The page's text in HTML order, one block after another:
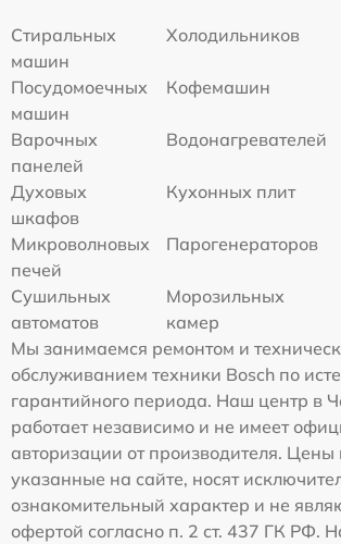
Стиральных
машин
Холодильников
Посудомоечных
машин
Кофемашин
Варочных
панелей
Водонагревателей
Духовых
шкафов
Кухонных плит
Микроволновых
печей
Парогенераторов
Сушильных
автоматов
Морозильных
камер
Мы занимаемся ремонтом и
обслуживанием техники Bosch по
гарантийного периода. Наш центр в
работает независимо и не имеет
авторизации от производителя. Цены
указанные на сайте, носят
ознакомительный характер и не
офертой согласно п. 2 ст. 437 ГК РФ.